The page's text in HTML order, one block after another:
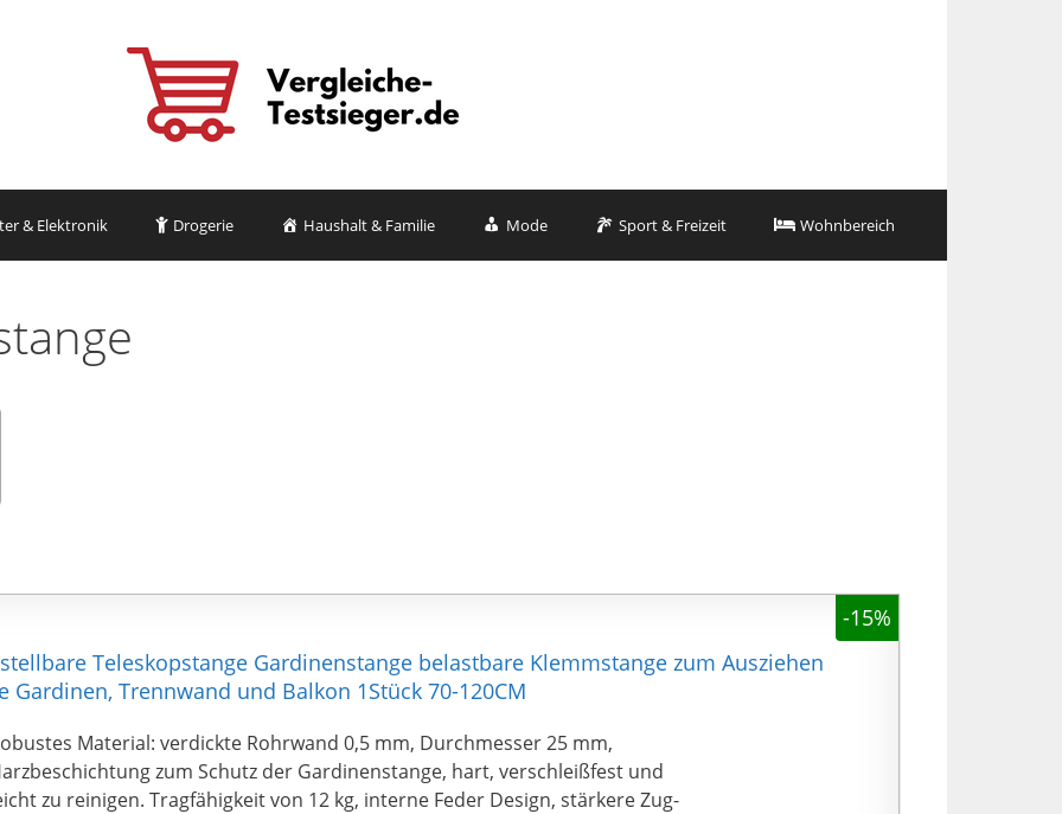
& Elektronik Drogerie Haushalt & Familie Mode Sport & Freizeit Wohnbereich
-15%
Teleskopstange Gardinenstange belastbare Klemmstange zum Ausziehen
Trennwand und Balkon 1Stück 70-120CM
Material: verdickte Rohrwand 0,5 mm, Durchmesser 25 mm,
zum Schutz der Gardinenstange, hart, verschleißfest und
zu reinigen. Tragfähigkeit von 12 kg, interne Feder Design, stärkere Zug-